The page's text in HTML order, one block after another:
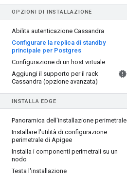
OPZIONI DI INSTALLAZIONE
Abilita autenticazione Cassandra
Configurare la replica di standby
principale per Postgres
Configurazione di un host virtuale
Aggiungi il supporto per il rack
Cassandra (opzione avanzata)
INSTALLA EDGE
Panoramica dell'installazione perimetrale
Installare l'utilità di configurazione
perimetrale di Apigee
Installa i componenti perimetrali su un
nodo
Testa l'installazione